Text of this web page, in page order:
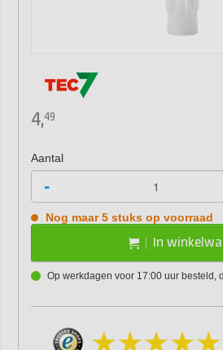
4,49
Aantal
-
Nog maar 5 stuks op voorraad
In
Op werkdagen voor 17:00 uur besteld,